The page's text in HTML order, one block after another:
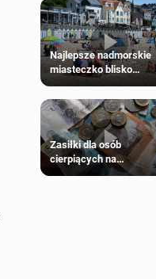
Najlepsze nadmorskie
miasteczko blisko
Londynu
Zasiłki dla osób
cierpiących na
schorzenia psychiczne